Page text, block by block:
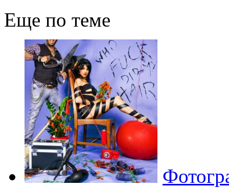
Еще по теме